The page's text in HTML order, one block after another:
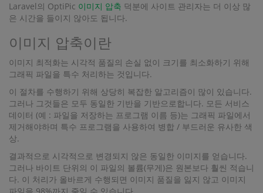
Laravel의 OptiPic 이미지 압축 덕분에 사이트 관리자는 더 이상 많
은 시간을 들이지 않아도 됩니다.
이미지 압축이란
이미지 최적화는 시각적 품질의 손실 없이 크기를 최소화하기 위해
그래픽 파일을 특수 처리하는 것입니다.
이 절차를 수행하기 위해 상당히 복잡한 알고리즘이 많이 있습니다.
그러나 그것들은 모두 동일한 기반을 기반으로합니다. 모든 서비스
데이터 (예 : 파일을 저장하는 프로그램 이름 등)는 그래픽 파일에서
제거해야하며 특수 프로그램을 사용하여 병합 / 부드러운 유사한 색
상.
결과적으로 시각적으로 변경되지 않은 동일한 이미지를 얻습니다.
그러나 바이트 단위의 이 파일의 볼륨(무게)은 원본보다 훨씬 적습니
다. 이 처리가 올바르게 수행되면 이미지 품질을 잃지 않고 이미지